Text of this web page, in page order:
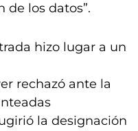
de los datos”.
hizo lugar a un
rechazó ante la
la designación